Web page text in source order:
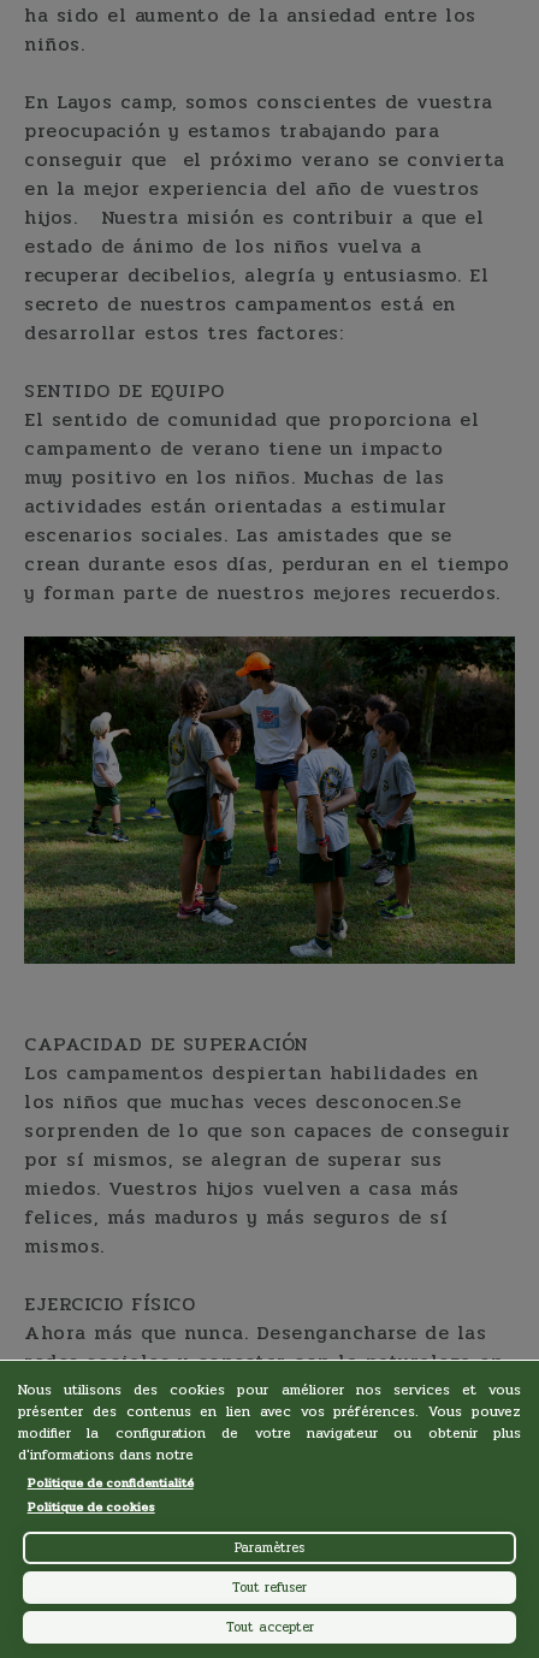
ha sido el aumento de la ansiedad entre los
niños.
En Layos camp, somos conscientes de vuestra
preocupación y estamos trabajando para
conseguir que el próximo verano se convierta
en la mejor experiencia del año de vuestros
hijos. Nuestra misión es contribuir a que el
estado de ánimo de los niños vuelva a
recuperar decibelios, alegría y entusiasmo. El
secreto de nuestros campamentos está en
desarrollar estos tres factores:
SENTIDO DE EQUIPO
El sentido de comunidad que proporciona el
campamento de verano tiene un impacto
muy positivo en los niños. Muchas de las
actividades están orientadas a estimular
escenarios sociales. Las amistades que se
crean durante esos días, perduran en el tiempo
y forman parte de nuestros mejores recuerdos.
CAPACIDAD DE SUPERACIÓN
Los campamentos despiertan habilidades en
los niños que muchas veces desconocen.Se
sorprenden de lo que son capaces de conseguir
por sí mismos, se alegran de superar sus
miedos. Vuestros hijos vuelven a casa más
felices, más maduros y más seguros de sí
mismos.
EJERCICIO FÍSICO
Ahora más que nunca. Desengancharse de las
redes sociales y conectar con la naturaleza en
directo. No hay mejor medicina.
Nous utilisons des cookies pour améliorer nos services et vous
présenter des contenus en lien avec vos préférences. Vous pouvez
modifier la configuration de votre navigateur ou obtenir plus
d'informations dans notre
Politique de confidentialité
Politique de cookies
Paramètres
Tout refuser
Tout accepter